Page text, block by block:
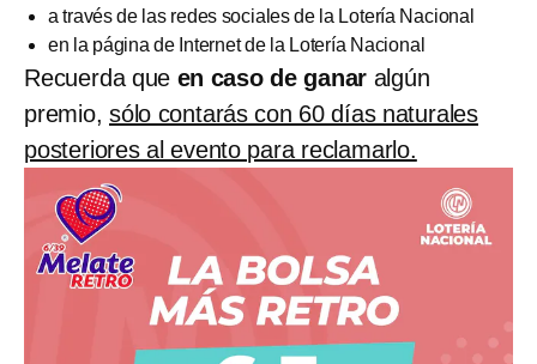
a través de las redes sociales de la Lotería Nacional
en la página de Internet de la Lotería Nacional
Recuerda que en caso de ganar algún
premio, sólo contarás con 60 días naturales
posteriores al evento para reclamarlo.